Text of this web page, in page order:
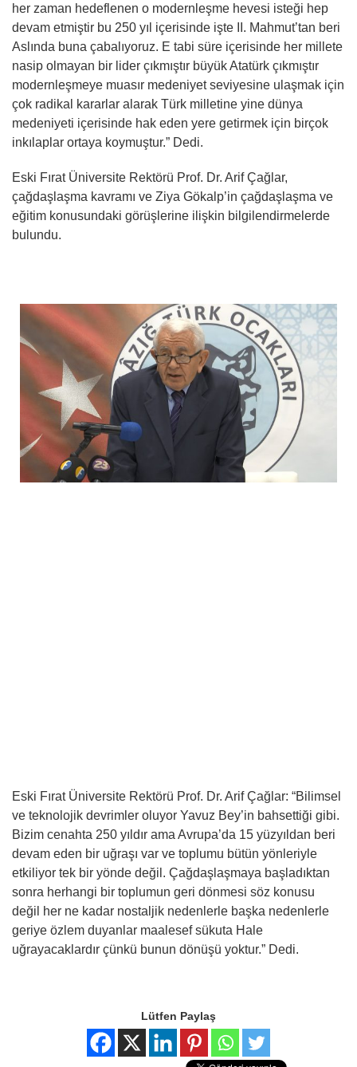
her zaman hedeflenen o modernleşme hevesi isteği hep
devam etmiştir bu 250 yıl içerisinde işte II. Mahmut’tan beri
Aslında buna çabalıyoruz. E tabi süre içerisinde her millete
nasip olmayan bir lider çıkmıştır büyük Atatürk çıkmıştır
modernleşmeye muasır medeniyet seviyesine ulaşmak için
çok radikal kararlar alarak Türk milletine yine dünya
medeniyeti içerisinde hak eden yere getirmek için birçok
inkılaplar ortaya koymuştur.” Dedi.
Eski Fırat Üniversite Rektörü Prof. Dr. Arif Çağlar,
çağdaşlaşma kavramı ve Ziya Gökalp’in çağdaşlaşma ve
eğitim konusundaki görüşlerine ilişkin bilgilendirmelerde
bulundu.
Eski Fırat Üniversite Rektörü Prof. Dr. Arif Çağlar: “Bilimsel
ve teknolojik devrimler oluyor Yavuz Bey’in bahsettiği gibi.
Bizim cenahta 250 yıldır ama Avrupa’da 15 yüzyıldan beri
devam eden bir uğraşı var ve toplumu bütün yönleriyle
etkiliyor tek bir yönde değil. Çağdaşlaşmaya başladıktan
sonra herhangi bir toplumun geri dönmesi söz konusu
değil her ne kadar nostaljik nedenlerle başka nedenlerle
geriye özlem duyanlar maalesef sükuta Hale
uğrayacaklardır çünkü bunun dönüşü yoktur.” Dedi.
Lütfen Paylaş